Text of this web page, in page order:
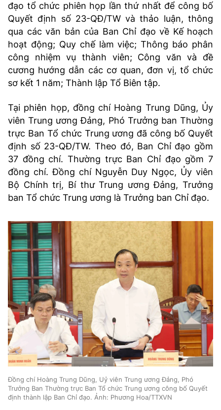
đạo tổ chức phiên họp lần thứ nhất để công bố
Quyết định số 23-QĐ/TW và thảo luận, thông
qua các văn bản của Ban Chỉ đạo về Kế hoạch
hoạt động; Quy chế làm việc; Thông báo phân
công nhiệm vụ thành viên; Công văn và đề
cương hướng dẫn các cơ quan, đơn vị, tổ chức
sơ kết 1 năm; Thành lập Tổ Biên tập.
Tại phiên họp, đồng chí Hoàng Trung Dũng, Ủy
viên Trung ương Đảng, Phó Trưởng ban Thường
trực Ban Tổ chức Trung ương đã công bố Quyết
định số 23-QĐ/TW. Theo đó, Ban Chỉ đạo gồm
37 đồng chí. Thường trực Ban Chỉ đạo gồm 7
đồng chí. Đồng chí Nguyễn Duy Ngọc, Ủy viên
Bộ Chính trị, Bí thư Trung ương Đảng, Trưởng
ban Tổ chức Trung ương là Trưởng ban Chỉ đạo.
Đồng chí Hoàng Trung Dũng, Uỷ viên Trung ương Đảng, Phó
Trưởng Ban Thường trực Ban Tổ chức Trung ương công bố Quyết
định thành lập Ban Chỉ đạo. Ảnh: Phương Hoa/TTXVN